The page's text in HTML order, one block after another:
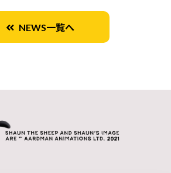
NEWS一覧へ